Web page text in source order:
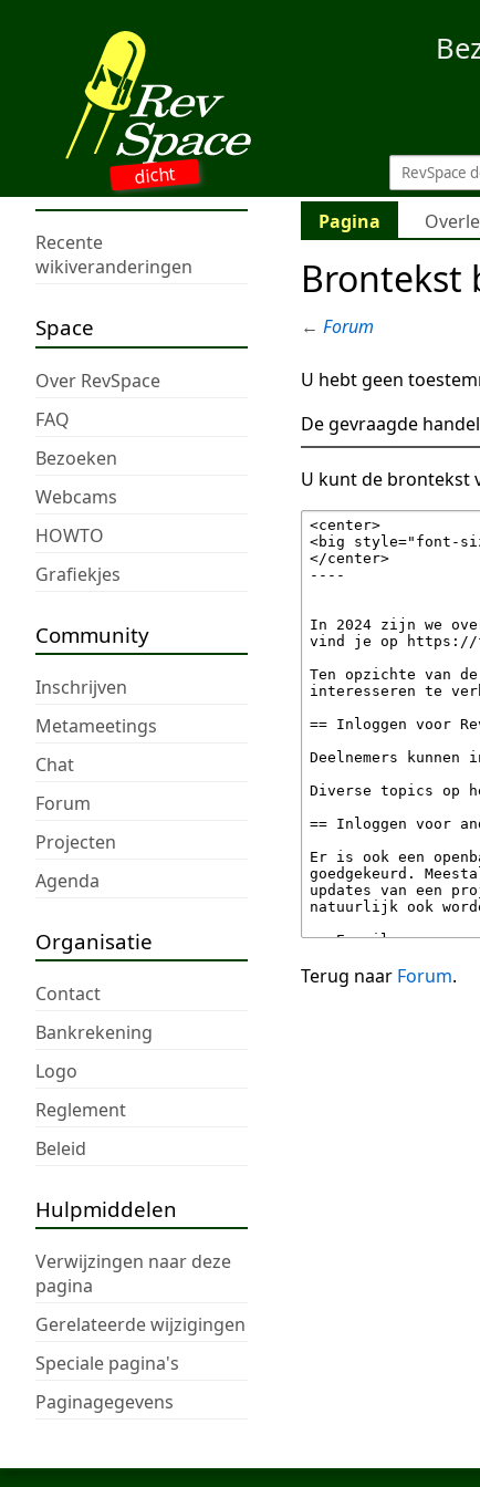
dicht
Recente
wikiveranderingen
Space
Over RevSpace
FAQ
Bezoeken
Webcams
HOWTO
Grafiekjes
Community
Inschrijven
Metameetings
Chat
Forum
Projecten
Agenda
Organisatie
Contact
Bankrekening
Logo
Reglement
Beleid
Hulpmiddelen
Verwijzingen naar deze
pagina
Gerelateerde wijzigingen
Speciale pagina's
Paginagegevens
Pagina
Brontekst
← Forum
U hebt geen
De gevraagde
U kunt de brontekst
Terug naar Forum.